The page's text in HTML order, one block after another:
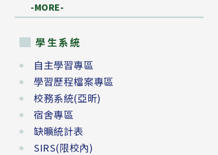
-MORE-
學生系統
自主學習專區
學習歷程檔案專區
校務系統(亞昕)
宿舍專區
缺曠統計表
SIRS(限校內)